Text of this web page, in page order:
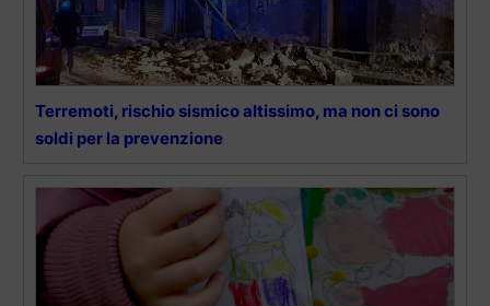
Terremoti, rischio sismico altissimo, ma non ci sono
soldi per la prevenzione